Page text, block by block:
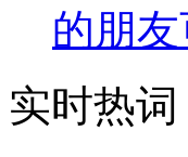
的朋
实时热词